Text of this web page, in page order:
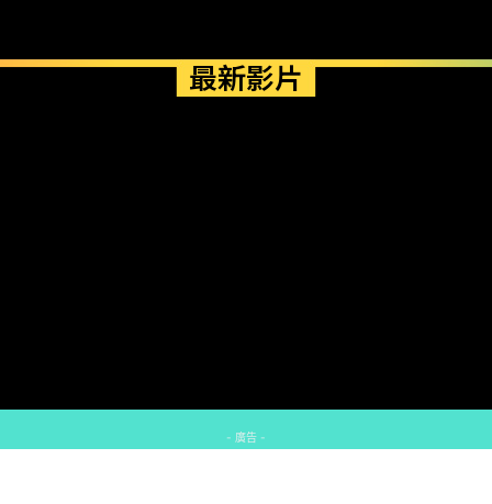
最新影片
- 廣告 -